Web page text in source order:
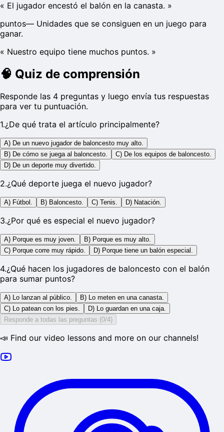
« El jugador encestó el balón en la canasta. »
puntos— Unidades que se consiguen en un juego para
ganar.
« Nuestro equipo tiene muchos puntos. »
🧠 Quiz de comprensión
Responde las 4 preguntas y luego envía tus respuestas
para ver tu puntuación.
1.¿De qué trata el artículo principalmente?
A) De un nuevo jugador de baloncesto muy alto.
B) De cómo se juega al baloncesto.
C) De los equipos de baloncesto.
D) De un deporte muy divertido.
2.¿Qué deporte juega el nuevo jugador?
A) Fútbol. B) Baloncesto. C) Tenis. D) Natación.
3.¿Por qué es especial el nuevo jugador?
A) Porque es muy joven.
B) Porque es muy alto.
C) Porque corre muy rápido.
D) Porque tiene un balón especial.
4.¿Qué hacen los jugadores de baloncesto con el balón
para sumar puntos?
A) Lo lanzan al público.
B) Lo meten en una canasta.
C) Lo patean con los pies.
D) Lo guardan en una caja.
Responde a todas las preguntas (0/4)
📣 Find our video lessons and more on our channels!